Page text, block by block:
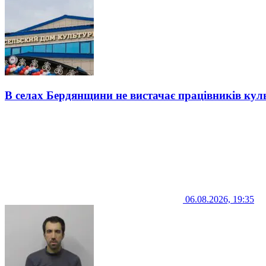
В селах Бердянщини не вистачає працівників
06.08.2026, 19:35